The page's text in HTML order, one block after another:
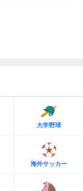
大学野球
海外サッカー